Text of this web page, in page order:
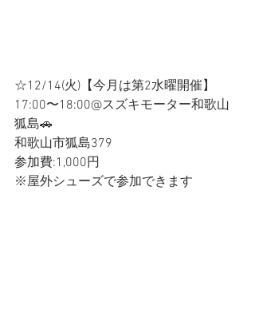
☆12/14(火)【今月は第2水曜開催】
17:00〜18:00@スズキモーター和歌山
狐島🚗
和歌山市狐島379
参加費:1,000円
※屋外シューズで参加できます